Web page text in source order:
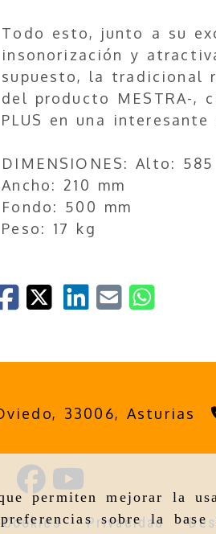
permiten mejorar la
sobre la
Todo esto, junto a su
insonorización y
supuesto, la tradicional
del producto MESTRA-,
PLUS en una
DIMENSIONES: Alto: 585
Ancho: 210 mm
Fondo: 500 mm
Peso: 17 kg
33006, Asturias
Cookies Privacidad